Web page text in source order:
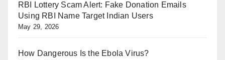
RBI Lottery Scam Alert: Fake Donation Emails
Using RBI Name Target Indian Users
May 29, 2026
How Dangerous Is the Ebola Virus?